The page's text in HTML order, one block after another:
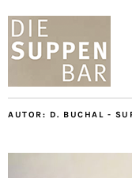
AUTOR: D. BUCHAL -